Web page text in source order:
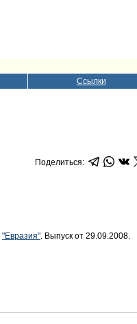
Ссылки
Поделиться:
"Евразия" . Выпуск от 29.09.2008.